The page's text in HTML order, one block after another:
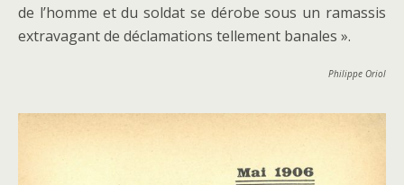
de l’homme et du soldat se dérobe sous un ramassis
extravagant de déclamations tellement banales ».
Philippe Oriol